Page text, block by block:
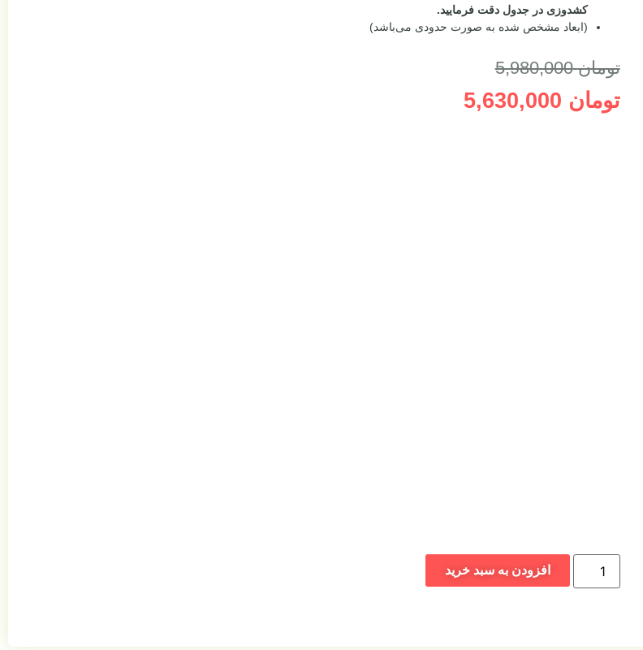
کشدوزی در جدول دقت فرمایید.
(ابعاد مشخص شده به صورت حدودی می‌باشد)
تومان5,980,000
تومان
افزودن به سبد خرید